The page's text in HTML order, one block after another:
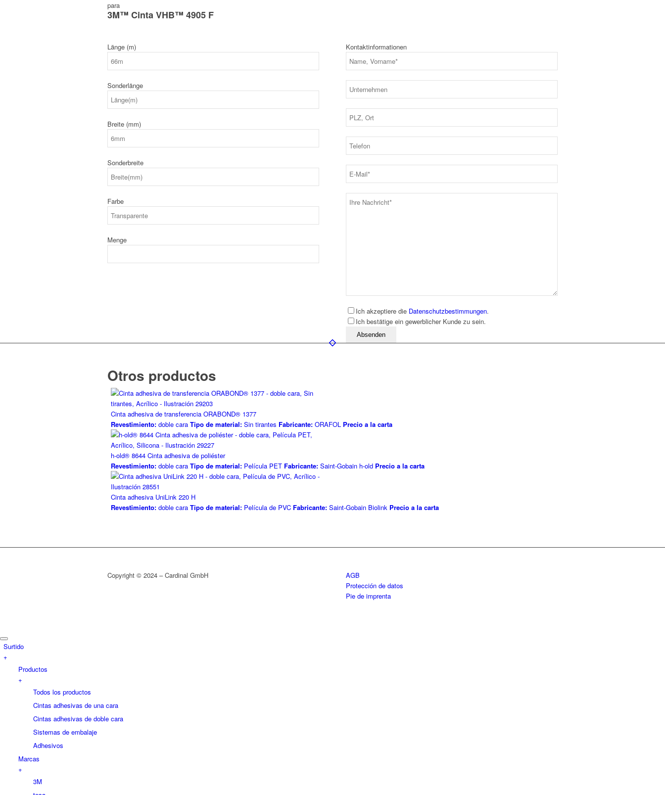
para
3M™ Cinta VHB™ 4905 F
Länge (m)
Sonderlänge
Breite (mm)
Sonderbreite
Farbe
Menge
Kontaktinformationen
Ich akzeptiere die Datenschutzbestimmungen.
Ich bestätige ein gewerblicher Kunde zu sein.
Bitte lassen Sie dieses Feld leer
Otros productos
Cinta adhesiva de transferencia ORABOND® 1377
Revestimiento: doble cara Tipo de material: Sin tirantes Fabricante: ORAFOL Precio a la carta
h-old® 8644 Cinta adhesiva de poliéster
Revestimiento: doble cara Tipo de material: Película PET Fabricante: Saint-Gobain h-old Precio a la carta
Cinta adhesiva UniLink 220 H
Revestimiento: doble cara Tipo de material: Película de PVC Fabricante: Saint-Gobain Biolink Precio a la carta
Copyright © 2024 – Cardinal GmbH
AGB
Protección de datos
Pie de imprenta
Surtido
+
Productos
+
Todos los productos
Cintas adhesivas de una cara
Cintas adhesivas de doble cara
Sistemas de embalaje
Adhesivos
Marcas
+
3M